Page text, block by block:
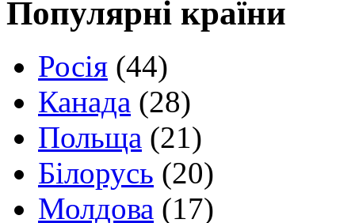
Популярні країни
Росія (44)
Канада (28)
Польща (21)
Білорусь (20)
Молдова (17)